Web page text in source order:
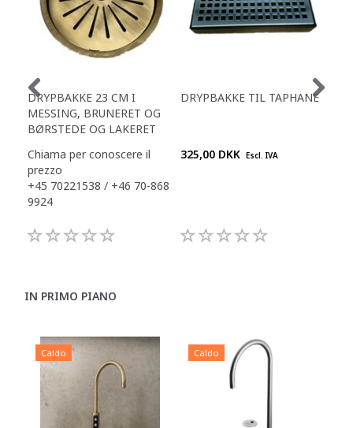
DRYPBAKKE 23 CM I
MESSING, BRUNERET OG
BØRSTEDE OG LAKERET
Chiama per conoscere il
prezzo
+45 70221538 / +46 70-868
9924
DRYPBAKKE TIL TAPHANE
325,00 DKK Escl. IVA
IN PRIMO PIANO
Caldo Caldo